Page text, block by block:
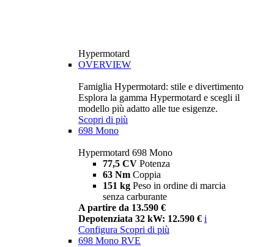
Hypermotard
OVERVIEW
Famiglia Hypermotard: stile e divertimento
Esplora la gamma Hypermotard e scegli il
modello più adatto alle tue esigenze.
Scopri di più
698 Mono
Hypermotard 698 Mono
77,5 CV Potenza
63 Nm Coppia
151 kg Peso in ordine di marcia
senza carburante
A partire da 13.590 €
Depotenziata 32 kW: 12.590 € i
Configura Scopri di più
698 Mono RVE